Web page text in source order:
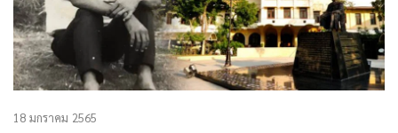
18 มกราคม 2565